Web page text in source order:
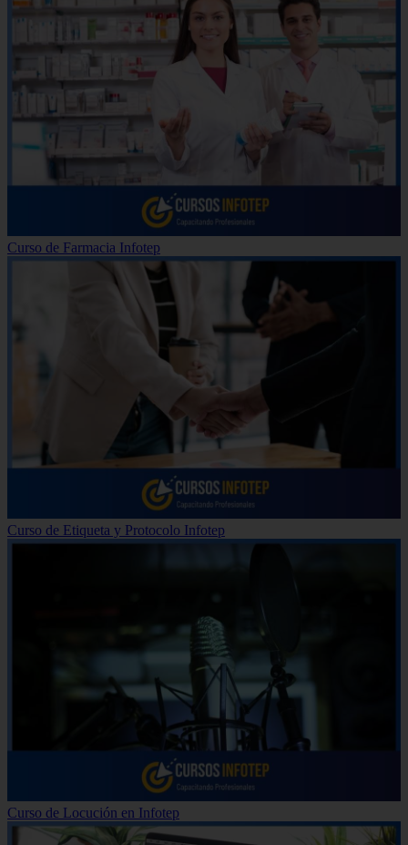
Curso de Farmacia Infotep
Curso de Etiqueta y Protocolo Infotep
Curso de Locución en Infotep